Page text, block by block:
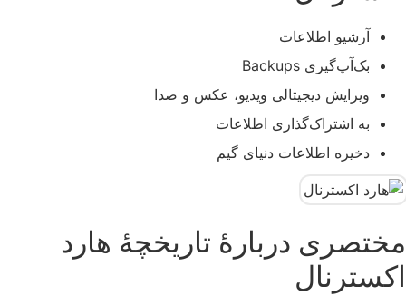
آرشیو اطلاعات
بک‌آپ‌گیری Backups
ویرایش دیجیتالی ویدیو، عکس و صدا
به اشتراک‌گذاری اطلاعات
دخیره اطلاعات دنیای گیم
مختصری دربارۀ تاریخچۀ هارد
اکسترنال